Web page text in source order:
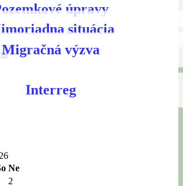
úpravy
situácia
Migračná výzva
Interreg
Ne
2